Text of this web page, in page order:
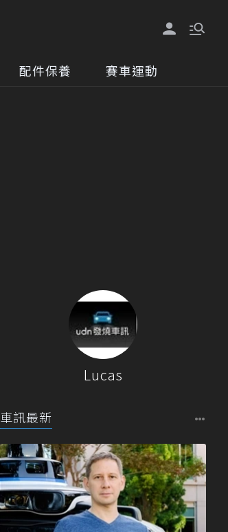
配件保養 賽車運動
Lucas
車訊最新